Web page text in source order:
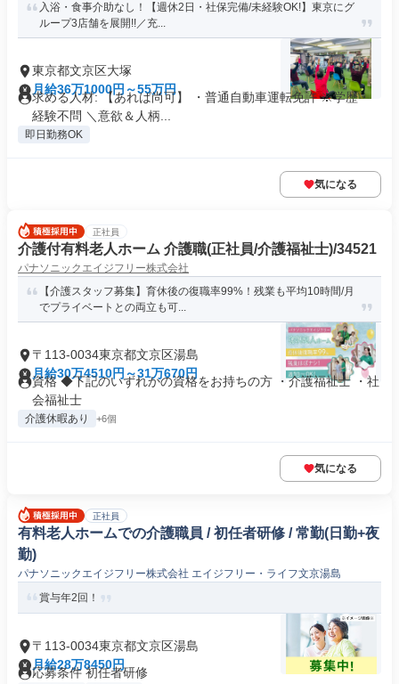
入浴・食事介助なし！【週休2日・社保完備/未経験OK!】東京にグ
ループ3店舗を展開!!／充...
東京都文京区大塚
月給36万1000円～55万円
求める人材: 【あれば尚可】 ・普通自動車運転免許 ※学歴・
経験不問 ＼意欲＆人柄...
即日勤務OK
気になる
正社員
介護付有料老人ホーム 介護職(正社員/介護福祉士)/34521
パナソニックエイジフリー株式会社
【介護スタッフ募集】育休後の復職率99%！残業も平均10時間/月
でプライベートとの両立も可...
〒113-0034東京都文京区湯島
月給30万4510円～31万670円
資格 ◆下記のいずれかの資格をお持ちの方 ・介護福祉士 ・社
会福祉士
介護休暇あり +6個
気になる
正社員
有料老人ホームでの介護職員 / 初任者研修 / 常勤(日勤+夜
勤)
パナソニックエイジフリー株式会社 エイジフリー・ライフ文京湯島
賞与年2回！
〒113-0034東京都文京区湯島
月給28万8450円
応募条件 初任者研修